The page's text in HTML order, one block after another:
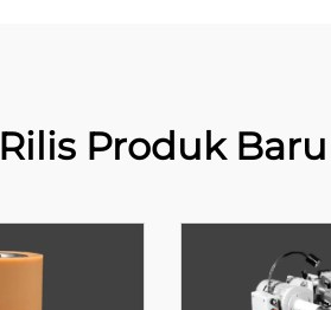
Rilis Produk Baru